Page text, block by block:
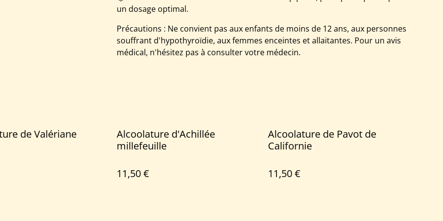
un dosage optimal.
Précautions : Ne convient pas aux enfants de moins de 12 ans, aux personnes
souffrant d'hypothyroïdie, aux femmes enceintes et allaitantes. Pour un avis
médical, n'hésitez pas à consulter votre médecin.
de Valériane
Alcoolature d'Achillée
millefeuille
11,50 €
Alcoolature de Pavot de
Californie
11,50 €